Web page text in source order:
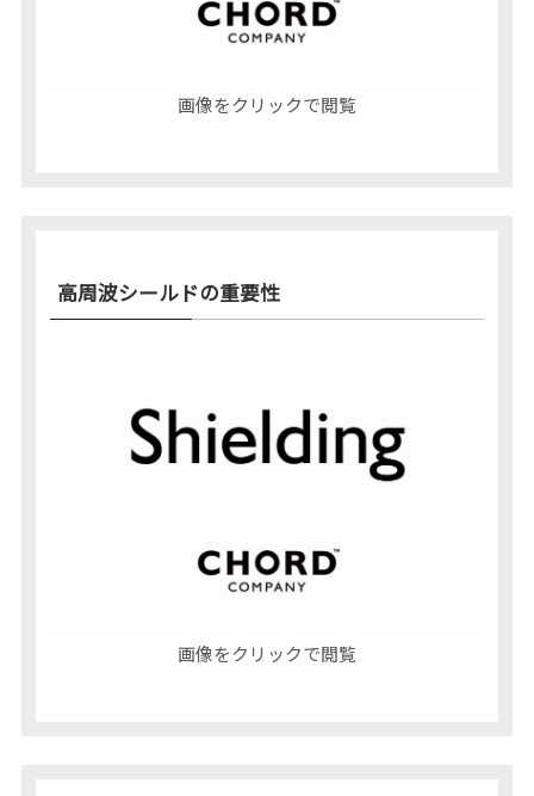
画像をクリックで閲覧
高周波シールドの重要性
画像をクリックで閲覧